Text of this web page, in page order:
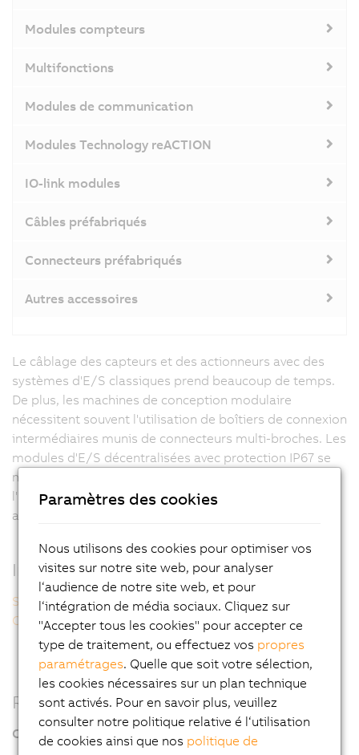
Modules compteurs
Multifonctions
Modules de communication
Modules Technology reACTION
IO-link modules
Câbles préfabriqués
Connecteurs préfabriqués
Autres accessoires
Le câblage des capteurs et des actionneurs avec des
systèmes d'E/S classiques prend beaucoup de temps.
De plus, les machines de conception modulaire
nécessitent souvent l'utilisation de boîtiers de connexion
intermédiaires munis de connecteurs multi-broches. Les
modules d'E/S décentralisées avec protection IP67 se
montent directement sur les machines et épargnent à
l'utilisateur l'utilisation de boîtes de distribution
additionnelles.
Informations complémentaires
Sûr, puissant...
Ouvert, compact...
Réduction des coûts
Câblage réduit
Paramètres des cookies
Nous utilisons des cookies pour optimiser vos
visites sur notre site web, pour analyser
l‘audience de notre site web, et pour
l‘intégration de média sociaux. Cliquez sur
"Accepter tous les cookies" pour accepter ce
type de traitement, ou effectuez vos propres
paramétrages. Quelle que soit votre sélection,
les cookies nécessaires sur un plan technique
sont activés. Pour en savoir plus, veuillez
consulter notre politique relative é l‘utilisation
de cookies ainsi que nos politique de